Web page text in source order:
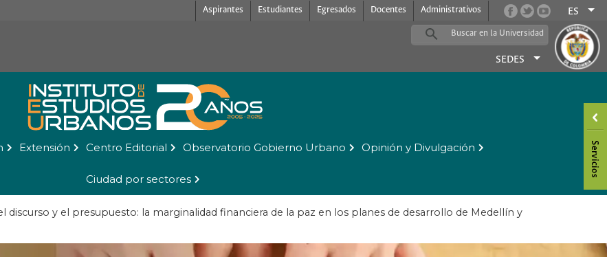
Aspirantes Estudiantes Egresados Docentes Administrativos ES
SEDES
Extensión Centro Editorial Observatorio Gobierno Urbano Opinión y Divulgación
Ciudad por sectores
discurso y el presupuesto: la marginalidad financiera de la paz en los planes de desarrollo de Medellín y